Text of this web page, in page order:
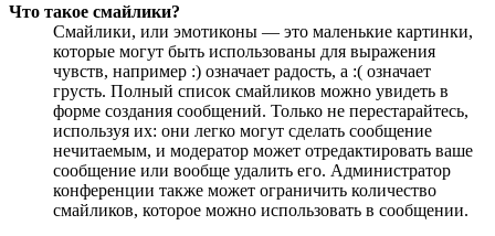
Что такое смайлики?
Смайлики, или эмотиконы — это маленькие картинки,
которые могут быть использованы для выражения
чувств, например :) означает радость, а :( означает
грусть. Полный список смайликов можно увидеть в
форме создания сообщений. Только не перестарайтесь,
используя их: они легко могут сделать сообщение
нечитаемым, и модератор может отредактировать ваше
сообщение или вообще удалить его. Администратор
конференции также может ограничить количество
смайликов, которое можно использовать в сообщении.